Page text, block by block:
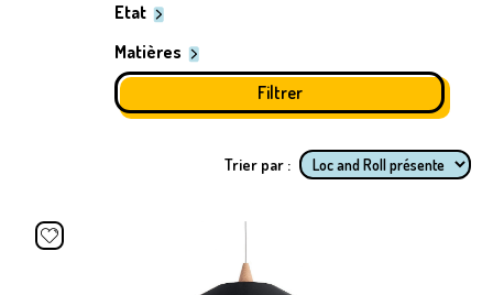
Etat
Matières
Trier par :